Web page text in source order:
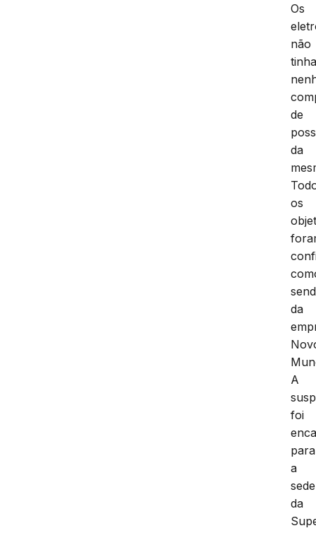
Os
não
de
da
os
da
A
foi
para
a
sede
da